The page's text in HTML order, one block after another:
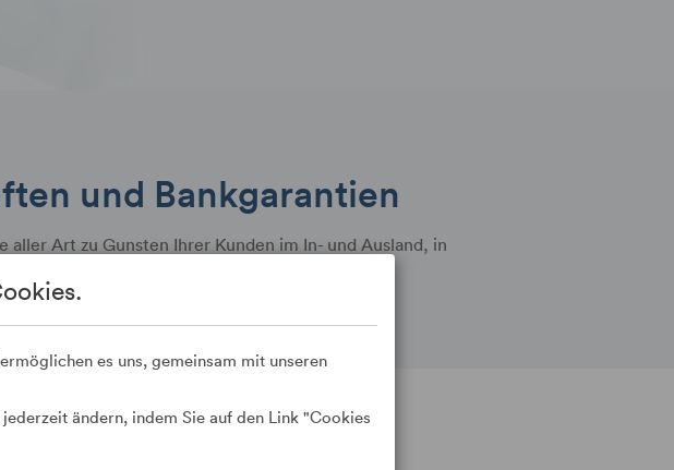
und Bankgarantien
Art zu Gunsten Ihrer Kunden im In- und Ausland, in
es uns, gemeinsam mit unseren
ändern, indem Sie auf den Link "Cookies